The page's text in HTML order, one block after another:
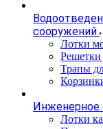
сооружений
Лотки
Решетки
Трапы
Инженерное
Лотки